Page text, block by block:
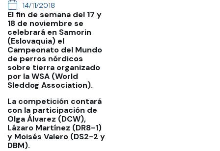
14/11/2018
El fin de semana del 17 y
18 de noviembre se
celebrará en Samorin
(Eslovaquia) el
Campeonato del Mundo
de perros nórdicos
sobre tierra organizado
por la WSA (World
Sleddog Association).
La competición contará
con la participación de
Olga Álvarez (DCW),
Lázaro Martínez (DR8-1)
y Moisés Valero (DS2-2 y
DBM).